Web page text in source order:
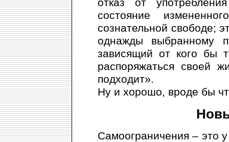
отказ от
состояние
сознательной свободе;
однажды выбранному
зависящий от кого бы
распоряжаться своей
подходит».
Ну и хорошо, вроде бы
Самоограничения – это